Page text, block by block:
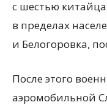
с шестью
в пределах
и Белогоровка,
После этого
аэромобильной